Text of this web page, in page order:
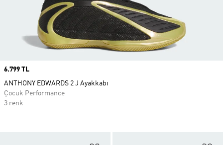
Price
6.799 TL
ANTHONY EDWARDS 2 J Ayakkabı
Çocuk Performance
3 renk